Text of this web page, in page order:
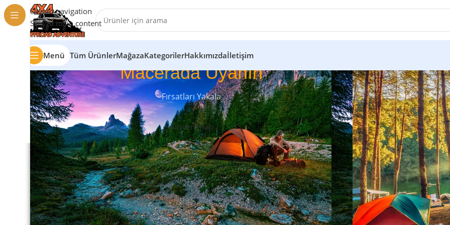
Skip to navigation
Skip to main content
Menü Tüm ÜrünlerMağazaKategorilerHakkımızdaİletişim
Macerada Uyanın
Fırsatları Yakala
Alışveriş Yap